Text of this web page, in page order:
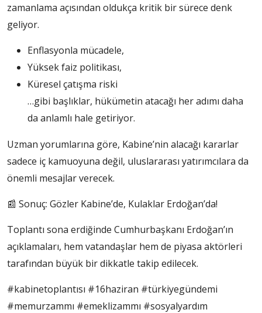
zamanlama açısından oldukça kritik bir sürece denk
geliyor.
Enflasyonla mücadele,
Yüksek faiz politikası,
Küresel çatışma riski
…gibi başlıklar, hükümetin atacağı her adımı daha
da anlamlı hale getiriyor.
Uzman yorumlarına göre, Kabine’nin alacağı kararlar
sadece iç kamuoyuna değil, uluslararası yatırımcılara da
önemli mesajlar verecek.
📰 Sonuç: Gözler Kabine’de, Kulaklar Erdoğan’da!
Toplantı sona erdiğinde Cumhurbaşkanı Erdoğan’ın
açıklamaları, hem vatandaşlar hem de piyasa aktörleri
tarafından büyük bir dikkatle takip edilecek.
#kabinetoplantısı #16haziran #türkiyegündemi
#memurzammı #emeklizammı #sosyalyardım